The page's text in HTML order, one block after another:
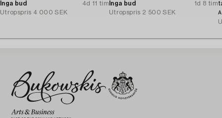
Inga bud
4d 11 tim
Utropspris 4 000 SEK
Inga bud
1d 8 tim
Utropspris 2 500 SEK